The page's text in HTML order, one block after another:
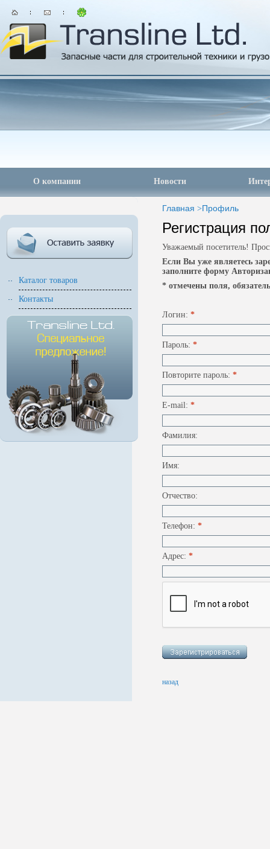
О компании Новости
Каталог товаров
Контакты
Главная > Профиль
Регистрация
Уважаемый посетитель!
Если Вы уже являетесь
заполните форму
* отмечены поля,
Логин: *
Пароль: *
Повторите пароль: *
E-mail: *
Фамилия:
Имя:
Отчество:
Телефон: *
Адрес: *
назад